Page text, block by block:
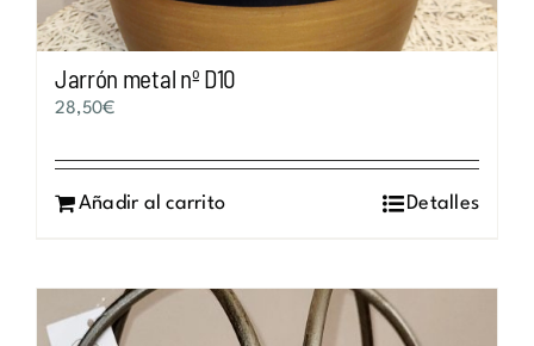
Jarrón metal nº D10
28,50€
Añadir al carrito Detalles